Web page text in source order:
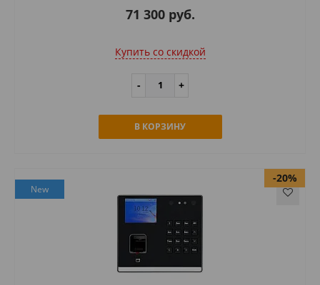
71 300 руб.
Купить cо скидкой
В КОРЗИНУ
New
-20%